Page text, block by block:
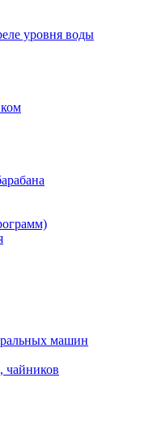
уровня воды
машин
чайников